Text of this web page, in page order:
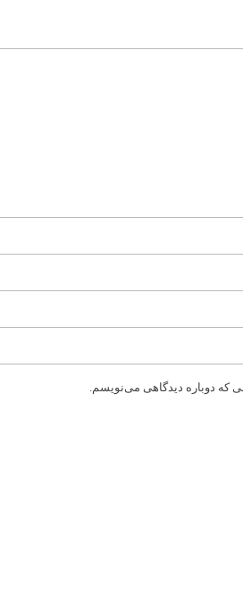
که دوباره دیدگاهی می‌نویسم.